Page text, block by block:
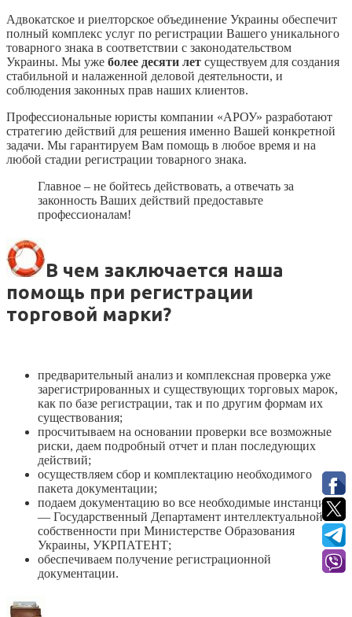
Адвокатское и риелторское объединение Украины обеспечит
полный комплекс услуг по регистрации Вашего уникального
товарного знака в соответствии с законодательством
Украины. Мы уже более десяти лет существуем для создания
стабильной и налаженной деловой деятельности, и
соблюдения законных прав наших клиентов.
Профессиональные юристы компании «АРОУ» разработают
стратегию действий для решения именно Вашей конкретной
задачи. Мы гарантируем Вам помощь в любое время и на
любой стадии регистрации товарного знака.
Главное – не бойтесь действовать, а отвечать за
законность Ваших действий предоставьте
профессионалам!
В чем заключается наша
помощь при регистрации
торговой марки?
предварительный анализ и комплексная проверка уже
зарегистрированных и существующих торговых марок,
как по базе регистрации, так и по другим формам их
существования;
просчитываем на основании проверки все возможные
риски, даем подробный отчет и план последующих
действий;
осуществляем сбор и комплектацию необходимого
пакета документации;
подаем документацию во все необходимые инстанции
— Государственный Департамент интеллектуальной
собственности при Министерстве Образования
Украины, УКРПАТЕНТ;
обеспечиваем получение регистрационной
документации.